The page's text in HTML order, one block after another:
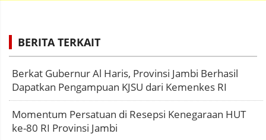
BERITA TERKAIT
Berkat Gubernur Al Haris, Provinsi Jambi Berhasil
Dapatkan Pengampuan KJSU dari Kemenkes RI
Momentum Persatuan di Resepsi Kenegaraan HUT
ke-80 RI Provinsi Jambi